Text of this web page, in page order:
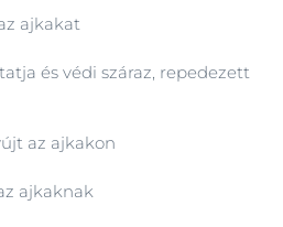
ajkakat
és védi száraz, repedezett
az ajkakon
ajkaknak